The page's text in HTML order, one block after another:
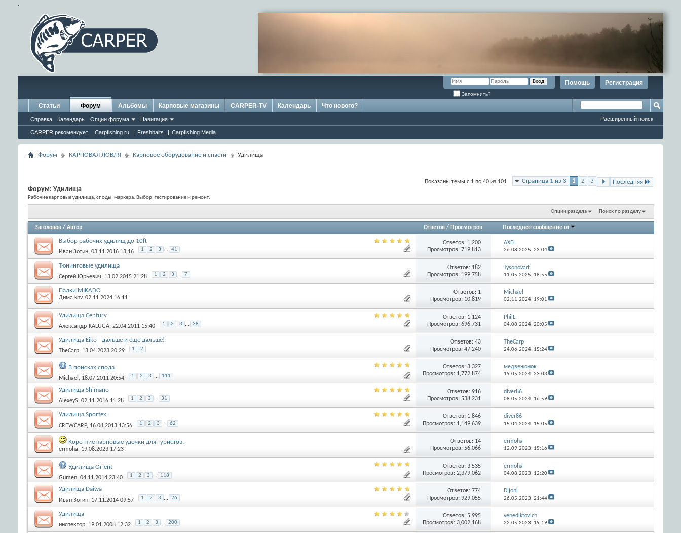
.
Регистрация
Помощь
Запомнить?
Статьи Форум
Справка Календарь Опции форума Навигация
CARPER рекомендует: Carpfishing.ru | Freshbaits | Carpfishing Media
Альбомы Карповые магазины CARPER-TV Календарь Что нового?
Расширенный поиск
Форум КАРПОВАЯ ЛОВЛЯ Карповое оборудование и снасти Удилища
Страница 1 из 3 1 2 3 Последняя
Показаны темы с 1 по 40 из 101
Форум: Удилища
Рабочие карповые удилища, споды, маркера. Выбор, тестирование и ремонт.
Опции раздела Поиск по разделу
Заголовок / Автор Ответов / Просмотров Последнее сообщение от
Выбор рабочих удилищ до 10ft
Иван Зотин, 03.11.2016 13:16 1 2 3 ... 41
Ответов: 1,200
Просмотров: 719,813
AXEL
26.08.2025, 23:04
Тюнинговые удилища
Сергей Юрьевич, 13.02.2015 21:28 1 2 3 ... 7
Ответов: 182
Просмотров: 199,758
Tysonovart
11.05.2025, 18:55
Палки MIKADO
Дима khv, 02.11.2024 16:11
Ответов: 1
Просмотров: 10,819
Michael
02.11.2024, 19:01
Удилища Century
Александр-KALUGA, 22.04.2011 15:40 1 2 3 ... 38
Ответов: 1,124
Просмотров: 696,731
PhilL
04.08.2024, 20:05
Удилища Eiko - дальше и ещё дальше!
TheCarp, 13.04.2023 20:29 1 2
Ответов:43
Просмотров: 47,240
TheCarp
24.06.2024, 15:24
В поисках спода
Michael , 18.07.2011 20:54 1 2 3 ... 111
Ответов:3,327
Просмотров: 1,772,874
медвежонок
19.05.2024, 23:03
Удилища Shimano
AlexeyS, 02.11.2016 11:28 1 2 3 ... 31
Ответов:916
Просмотров: 538,231
diver86
08.05.2024, 16:59
Удилища Sportex
CREWCARP, 16.08.2013 13:56 1 2 3 ... 62
Ответов: 1,846
Просмотров: 1,149,639
diver86
15.04.2024, 15:05
Короткие карповые удочки для туристов.
ermoha, 19.08.2023 17:23
Ответов: 14
Просмотров: 56,066
ermoha
12.09.2023, 15:16
Удилища Orient
Gumen, 04.11.2014 23:40 1 2 3 ... 118
Ответов:3,535
Просмотров: 2,379,062
ermoha
04.08.2023, 12:20
Удилища Daiwa
Иван Зотин, 17.11.2014 09:57 1 2 3 ... 26
Ответов:774
Просмотров: 929,055
Djjoni
26.05.2023, 21:44
Удилища
инспектор, 19.01.2008 12:32 1 2 3 ... 200
Ответов:5,995
Просмотров: 3,002,168
venediktovich
22.05.2023, 19:19